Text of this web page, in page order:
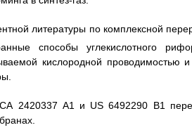
литературы по комплексной
способы углекислотного
кислородной проводимостью
2420337 А1 и US 6492290 B1